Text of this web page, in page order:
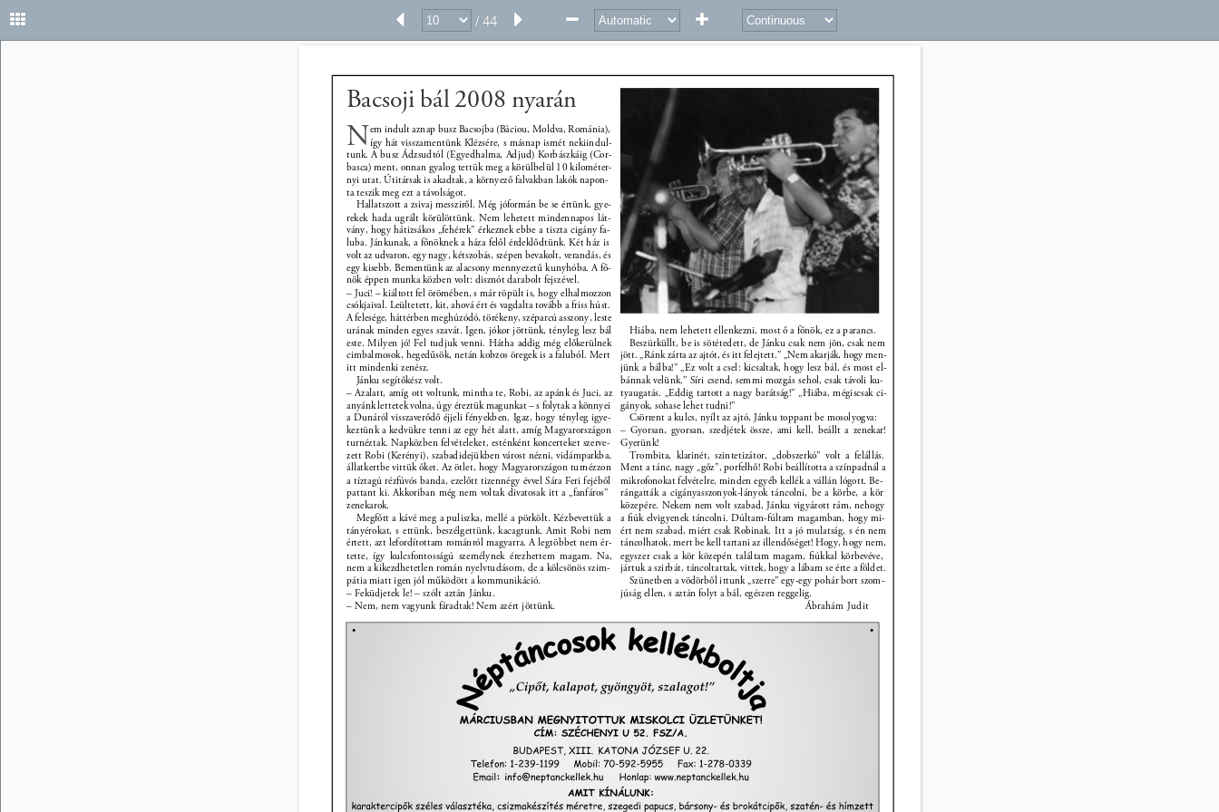
/ 44
• •
Bacsoji bál 2008 nyarán
N em indult aznap busz Bacsojba (Băciou, Moldva, Románia),
így hát visszamentünk Klézsére, s másnap ismét nekiindul-
tunk. A busz Ádzsudtól (Egyedhalma, Adjud) Korbászkáig (Cor-
basca) ment, onnan gyalog tettük meg a körülbelül 10 kilométer-
nyi utat. Útitársak is akadtak, a környező falvakban lakók napon-
ta teszik meg ezt a távolságot.
Hallatszott a zsivaj messziről. Még jóformán be se értünk, gye-
rekek hada ugrált körülöttünk. Nem lehetett mindennapos lát-
vány, hogy hátizsákos „fehérek” érkeznek ebbe a tiszta cigány fa-
luba. Jánkunak, a főnöknek a háza felől érdeklődtünk. Két ház is
volt az udvaron, egy nagy, kétszobás, szépen bevakolt, verandás, és
egy kisebb. Bementünk az alacsony mennyezetű kunyhóba. A fő-
nök éppen munka közben volt: disznót darabolt fejszével.
– Juci! – kiáltott fel örömében, s már röpült is, hogy elhalmozzon
csókjaival. Leültetett, kit, ahová ért és vagdalta tovább a friss húst.
A felesége, háttérben meghúzódó, törékeny, széparcú asszony, leste
urának minden egyes szavát. Igen, jókor jöttünk, tényleg lesz bál
este. Milyen jó! Fel tudjuk venni. Hátha addig még előkerülnek
cimbalmosok, hegedűsök, netán kobzos öregek is a faluból. Mert
itt mindenki zenész.
Jánku segítőkész volt.
– Azalatt, amíg ott voltunk, mintha te, Robi, az apánk és Juci, az
anyánk lettetek volna, úgy éreztük magunkat – s folytak a könnyei
a Dunáról visszaverődő éjjeli fényekben. Igaz, hogy tényleg igye-
keztünk a kedvükre tenni az egy hét alatt, amíg Magyarországon
turnéztak. Napközben felvételeket, esténként koncerteket szerve-
zett Robi (Kerényi), szabadidejükben várost nézni, vidámparkba,
állatkertbe vittük őket. Az ötlet, hogy Magyarországon turnézzon
a tíztagú rézfúvós banda, ezelőtt tizennégy évvel Sára Feri fejéből
pattant ki. Akkoriban még nem voltak divatosak itt a „fanfáros”
zenekarok.
Megfőtt a kávé meg a puliszka, mellé a pörkölt. Kézbevettük a
tányérokat, s ettünk, beszélgettünk, kacagtunk. Amit Robi nem
értett, azt lefordítottam románról magyarra. A legtöbbet nem ér-
tette, így kulcsfontosságú személynek érezhettem magam. Na,
nem a kikezdhetetlen román nyelvtudásom, de a kölcsönös szim-
pátia miatt igen jól működött a kommunikáció.
– Feküdjetek le! – szólt aztán Jánku.
– Nem, nem vagyunk fáradtak! Nem azért jöttünk.
Hiába, nem lehetett ellenkezni, most ő a főnök, ez a parancs.
Beszürküllt, be is sötétedett, de Jánku csak nem jön, csak nem
jött. „Ránk zárta az ajtót, és itt felejtett.” „Nem akarják, hogy men-
jünk a bálba!” „Ez volt a csel: kicsaltak, hogy lesz bál, és most el-
bánnak velünk.” Síri csend, semmi mozgás sehol, csak távoli ku-
tyaugatás. „Eddig tartott a nagy barátság!” „Hiába, mégiscsak ci-
gányok, sohase lehet tudni!”
Csörrent a kulcs, nyílt az ajtó, Jánku toppant be mosolyogva:
– Gyorsan, gyorsan, szedjétek össze, ami kell, beállt a zenekar!
Gyerünk!
Trombita, klarinét, szintetizátor, „dobszerkó” volt a felállás.
Ment a tánc, nagy „gőz”, porfelhő! Robi beállította a színpadnál a
mikrofonokat felvételre, minden egyéb kellék a vállán lógott. Be-
rángatták a cigányasszonyok-lányok táncolni, be a körbe, a kör
közepére. Nekem nem volt szabad, Jánku vigyázott rám, nehogy
a ﬁúk elvigyenek táncolni. Dúltam-fúltam magamban, hogy mi-
ért nem szabad, miért csak Robinak. Itt a jó mulatság, s én nem
táncolhatok, mert be kell tartani az illendőséget! Hogy, hogy nem,
egyszer csak a kör közepén találtam magam, ﬁúkkal körbevéve,
jártuk a szirbát, táncoltattak, vittek, hogy a lábam se érte a földet.
Szünetben a vödörből ittunk „szerre” egy-egy pohár bort szom-
júság ellen, s aztán folyt a bál, egészen reggelig.
Ábrahám Judit